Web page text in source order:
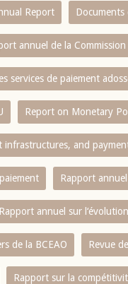
Report Documents
annuel de la Commission
services de paiement
Report on Monetary
infrastructures, and
Rapport
Rapport annuel sur
de la BCEAO Revue
Rapport sur la